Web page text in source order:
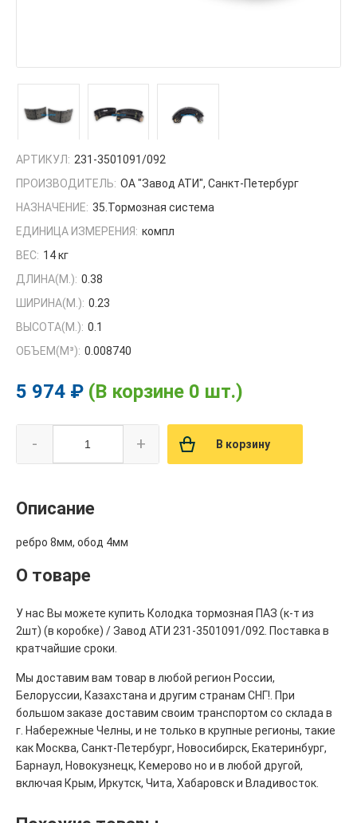
АРТИКУЛ: 231-3501091/092
ПРОИЗВОДИТЕЛЬ: ОА "Завод АТИ", Санкт-Петербург
НАЗНАЧЕНИЕ: 35.Тормозная система
ЕДИНИЦА ИЗМЕРЕНИЯ: компл
ВЕС: 14 кг
ДЛИНА(М.): 0.38
ШИРИНА(М.): 0.23
ВЫСОТА(М.): 0.1
ОБЪЕМ(M³): 0.008740
5 974 ₽ (В корзине 0 шт.)
- + В корзину
Описание
ребро 8мм, обод 4мм
О товаре
У нас Вы можете купить Колодка тормозная ПАЗ (к-т из
2шт) (в коробке) / Завод АТИ 231-3501091/092. Поставка в
кратчайшие сроки.
Мы доставим вам товар в любой регион России,
Белоруссии, Казахстана и другим странам СНГ!. При
большом заказе доставим своим транспортом со склада в
г. Набережные Челны, и не только в крупные регионы, такие
как Москва, Санкт-Петербург, Новосибирск, Екатеринбург,
Барнаул, Новокузнецк, Кемерово но и в любой другой,
включая Крым, Иркутск, Чита, Хабаровск и Владивосток.